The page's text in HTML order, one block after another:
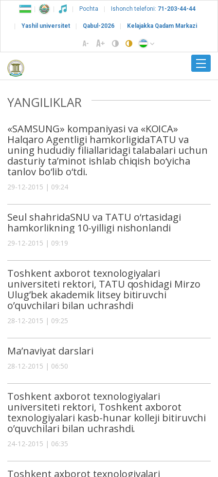
Pochta Ishonch telefoni: 71-203-44-44
Yashil universitet Qabul-2026 Kelajakka Qadam Markazi
YANGILIKLAR
«SAMSUNG» kompaniyasi va «KOICA»
Halqaro Agentligi hamkorligidaTATU va
uning hududiy filiallaridagi talabalari uchun
dasturiy ta’minot ishlab chiqish bo‘yicha
tanlov bo‘lib o‘tdi.
29-12-2015 | 09:24
Seul shahridaSNU va TATU o‘rtasidagi
hamkorlikning 10-yilligi nishonlandi
29-12-2015 | 09:19
Toshkent аxborot texnologiyаlаri
universiteti rektori, TATU qoshidagi Mirzo
Ulug’bek akademik litsey bitiruvchi
o’quvchilari bilan uchrashdi
28-12-2015 | 09:25
Ma’naviyat darslari
28-12-2015 | 06:50
Toshkent аxborot texnologiyаlаri
universiteti rektori, Toshkent axborot
texnologiyalari kasb-hunar kolleji bitiruvchi
o’quvchilari bilan uchrashdi.
24-12-2015 | 06:35
Toshkent аxborot texnologiyаlаri